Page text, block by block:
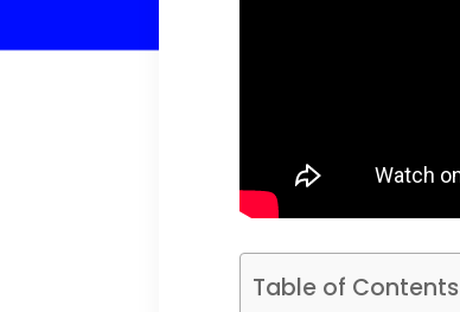
Table of Contents